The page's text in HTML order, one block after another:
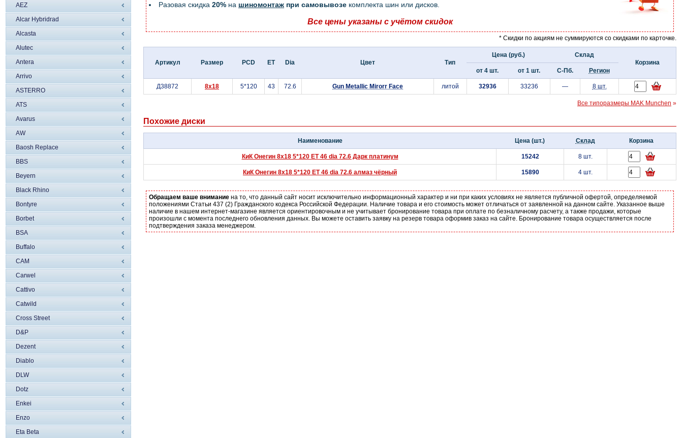
AEZ
Alcar Hybridrad
Alcasta
Alutec
Antera
Arrivo
ASTERRO
ATS
Avarus
AW
Baosh Replace
BBS
Beyern
Black Rhino
Bontyre
Borbet
BSA
Buffalo
CAM
Carwel
Cattivo
Catwild
Cross Street
D&P
Dezent
Diablo
DLW
Dotz
Enkei
Enzo
Eta Beta
Разовая скидка 20% на шиномонтаж при самовывозе комплекта шин или дисков.
Все цены указаны с учётом скидок
* Скидки по акциям не суммируются со скидками по карточке.
Артикул Размер PCD ET Dia Цвет Тип
Цена (руб.)
Склад
Корзина
от 4 шт.
от 1 шт. С-Пб. Регион
Д38872 8x18 5*120 43 72.6 Gun Metallic Mirorr Face литой 32936 33236 — 8 шт.
Все типоразмеры MAK Munchen »
Похожие диски
Наименование Цена (шт.) Склад Корзина
КиК Онегин 8x18 5*120 ET 46 dia 72.6 Дарк платинум 15242 8 шт.
КиК Онегин 8x18 5*120 ET 46 dia 72.6 алмаз чёрный 15890 4 шт.
Обращаем ваше внимание на то, что данный сайт носит исключительно информационный характер и ни при каких условиях не является публичной офертой, определяемой
положениями Статьи 437 (2) Гражданского кодекса Российской Федерации. Наличие товара и его стоимость может отличаться от заявленной на данном сайте. Указанное выше
наличие в нашем интернет-магазине является ориентировочным и не учитывает бронирование товара при оплате по безналичному расчету, а также продажи, которые
произошли с момента последнего обновления данных. Вы можете оставить заявку на резерв товара оформив заказ на сайте. Бронирование товара осуществляется после
подтверждения заказа менеджером.